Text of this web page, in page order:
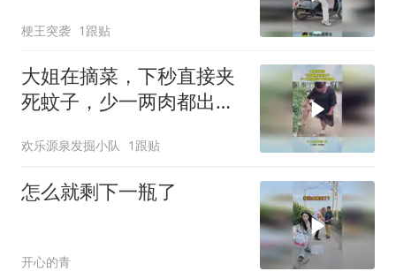
梗王突袭 1跟贴
大姐在摘菜，下秒直接夹
死蚊子，少一两肉都出不
欢乐源泉发掘小队 1跟贴
怎么就剩下一瓶了
开心的青